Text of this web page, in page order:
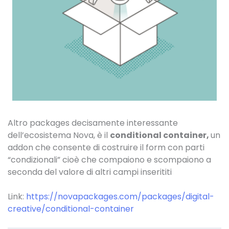
Altro packages decisamente interessante
dell’ecosistema Nova, è il conditional container,un
addon che consente di costruire il form con parti
“condizionali” cioè che compaiono e scompaiono a
seconda del valore di altri campi inserititi
Link: https://novapackages.com/packages/digital-
creative/conditional-container